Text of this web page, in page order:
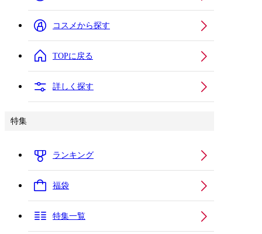
コスメから探す
TOPに戻る
詳しく探す
特集
ランキング
福袋
特集一覧